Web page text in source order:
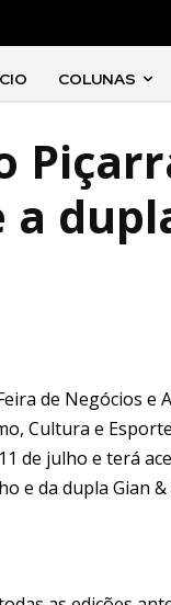
COLUNAS
a
de Negócios e
Cultura e
de julho e terá
e da dupla Gian &